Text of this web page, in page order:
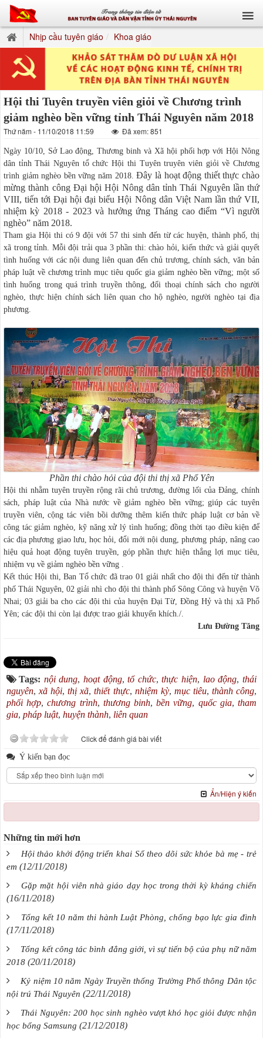
Nhịp cầu tuyên giáo Khoa giáo
Hội thi Tuyên truyền viên giỏi về Chương trình
giảm nghèo bền vững tỉnh Thái Nguyên năm 2018
Thứ năm - 11/10/2018 11:59 Đã xem: 851
Ngày 10/10, Sở Lao động, Thương binh và Xã hội phối hợp với Hội Nông
dân tỉnh Thái Nguyên tổ chức Hội thi Tuyên truyên viên giỏi về Chương
trình giảm nghèo bền vững năm 2018.Đây là hoạt động thiết thực chào
mừng thành công Đại hội Hội Nông dân tỉnh Thái Nguyên lần thứ
VIII, tiến tới Đại hội đại biểu Hội Nông dân Việt Nam lần thứ VII,
nhiệm kỳ 2018 - 2023 và hưởng ứng Tháng cao điểm “Vì người
nghèo” năm 2018.
Tham gia Hội thi có 9 đội với 57 thi sinh đến từ các huyện, thành phố, thị
xã trong tỉnh. Mỗi đội trải qua 3 phần thi: chào hỏi, kiến thức và giải quyết
tình huống với các nội dung liên quan đến chủ trương, chính sách, văn bản
pháp luật về chương trình mục tiêu quốc gia giảm nghèo bền vững; một số
tình huống trong quá trình truyền thông, đối thoại chính sách cho người
nghèo, thực hiện chính sách liên quan cho hộ nghèo, người nghèo tại địa
phương.
Phần thi chào hỏi của đội thi thị xã Phổ Yên
Hội thi nhằm tuyên truyền rộng rãi chủ trương, đường lối của Đảng, chính
sách, pháp luật của Nhà nước về giảm nghèo bền vững; giúp các tuyên
truyền viên, cộng tác viên bồi dưỡng thêm kiến thức pháp luật cơ bản về
công tác giảm nghèo, kỹ năng xử lý tình huống; đồng thời tạo điều kiện để
các địa phương giao lưu, học hỏi, đổi mới nội dung, phương pháp, nâng cao
hiệu quả hoạt động tuyên truyền, góp phần thực hiện thắng lợi mục tiêu,
nhiệm vụ về giảm nghèo bền vững .
Kết thúc Hội thi, Ban Tổ chức đã trao 01 giải nhất cho đội thi đến từ thành
phố Thái Nguyên, 02 giải nhì cho đội thi thành phố Sông Công và huyện Võ
Nhai; 03 giải ba cho các đội thi của huyện Đại Từ, Đồng Hỷ và thị xã Phổ
Yên; các đội thi còn lại được trao giải khuyến khích./.
Lưu Đường Tăng
Tags: nội dung, hoạt động,tổ chức,thực hiện, lao động,thái
nguyên,xã hội,thị xã,thiết thực, nhiệm kỳ, mục tiêu,thành công,
phối hợp,chương trình, thương binh,bền vững, quốc gia,tham
gia, pháp luật, huyện thành, liên quan
Click để đánh giá bài viết
Ý kiến bạn đọc
Ẩn/Hiện ý kiến
Những tin mới hơn
Hội thảo khởi động triển khai Sổ theo dõi sức khỏe bà mẹ - trẻ
em (12/11/2018)
Gặp mặt hội viên nhà giáo dạy học trong thời kỳ kháng chiến
(16/11/2018)
Tổng kết 10 năm thi hành Luật Phòng, chống bạo lực gia đình
(17/11/2018)
Tổng kết công tác bình đẳng giới, vì sự tiến bộ của phụ nữ năm
2018 (20/11/2018)
Kỷ niệm 10 năm Ngày Truyền thống Trường Phổ thông Dân tộc
nội trú Thái Nguyên (22/11/2018)
Thái Nguyên: 200 học sinh nghèo vượt khó học giỏi được nhận
học bổng Samsung (21/12/2018)